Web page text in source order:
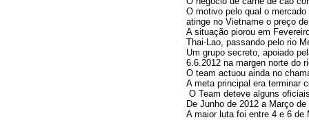
O motivo pelo qual o
atinge no Vietname o preço
A situação piorou em
Thai-Lao, passando pelo rio
Um grupo secreto, apoiado
6.6.2012 na margen norte do
O team actuou ainda no
A meta principal era terminar
O Team deteve alguns
De Junho de 2012 a Março
A maior luta foi entre 4 e 6